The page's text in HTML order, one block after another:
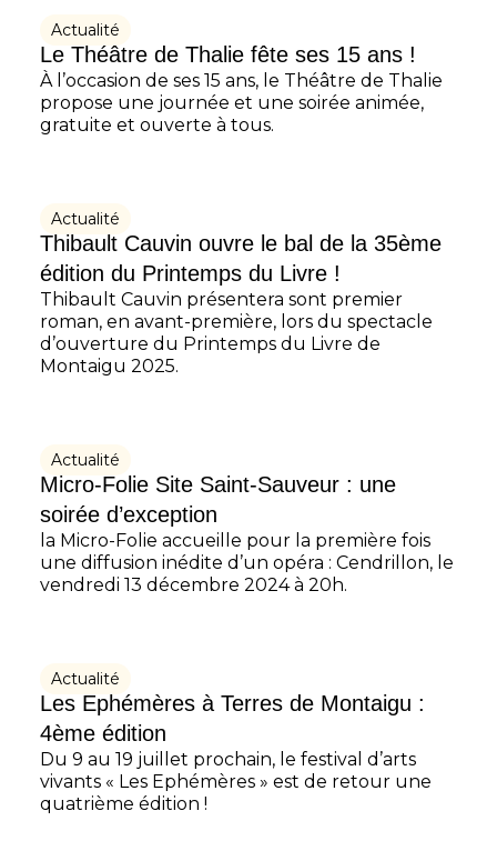
Actualité
Le Théâtre de Thalie fête ses 15 ans !
À l’occasion de ses 15 ans, le Théâtre de Thalie
propose une journée et une soirée animée,
gratuite et ouverte à tous.
Actualité
Thibault Cauvin ouvre le bal de la 35ème
édition du Printemps du Livre !
Thibault Cauvin présentera sont premier
roman, en avant-première, lors du spectacle
d’ouverture du Printemps du Livre de
Montaigu 2025.
Actualité
Micro-Folie Site Saint-Sauveur : une
soirée d’exception
la Micro-Folie accueille pour la première fois
une diffusion inédite d’un opéra : Cendrillon, le
vendredi 13 décembre 2024 à 20h.
Actualité
Les Ephémères à Terres de Montaigu :
4ème édition
Du 9 au 19 juillet prochain, le festival d’arts
vivants « Les Ephémères » est de retour une
quatrième édition !